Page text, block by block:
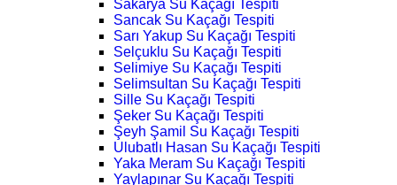
Sakarya Su Kaçağı Tespiti
Sancak Su Kaçağı Tespiti
Sarı Yakup Su Kaçağı Tespiti
Selçuklu Su Kaçağı Tespiti
Selimiye Su Kaçağı Tespiti
Selimsultan Su Kaçağı Tespiti
Sille Su Kaçağı Tespiti
Şeker Su Kaçağı Tespiti
Şeyh Şamil Su Kaçağı Tespiti
Ulubatlı Hasan Su Kaçağı Tespiti
Yaka Meram Su Kaçağı Tespiti
Yaylapınar Su Kaçağı Tespiti